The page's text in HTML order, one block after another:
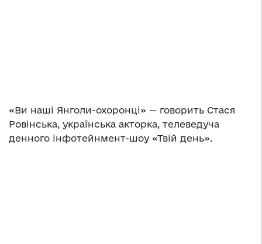
«Ви наші Янголи-охоронці» — говорить Стася
Ровінська, українська акторка, телеведуча
денного інфотейнмент-шоу «Твій день».